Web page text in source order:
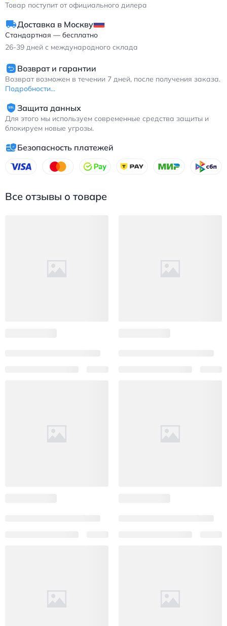
Товар поступит от официального дилера
Доставка в Москву
Стандартная — бесплатно
26-39 дней с международного склада
Возврат и гарантии
Возврат возможен в течении 7 дней, после получения заказа.
Подробности...
Защита данных
Для этого мы используем современные средства защиты и
блокируем новые угрозы.
Безопасность платежей
Все отзывы о товаре